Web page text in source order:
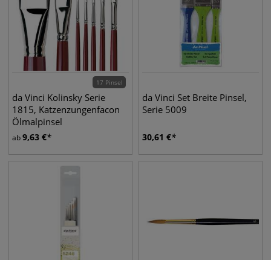
17 Pinsel
da Vinci Kolinsky Serie
1815, Katzenzungenfacon
Ölmalpinsel
ab9,63 €
da Vinci Set Breite Pinsel,
Serie 5009
30,61 €